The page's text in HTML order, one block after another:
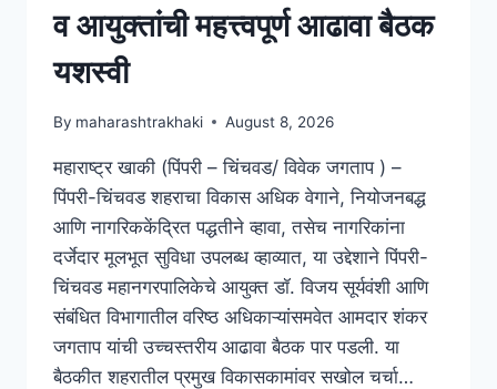
व आयुक्तांची महत्त्वपूर्ण आढावा बैठक
यशस्वी
By maharashtrakhaki August 8, 2026
महाराष्ट्र खाकी (पिंपरी – चिंचवड/ विवेक जगताप ) –
पिंपरी-चिंचवड शहराचा विकास अधिक वेगाने, नियोजनबद्ध
आणि नागरिककेंद्रित पद्धतीने व्हावा, तसेच नागरिकांना
दर्जेदार मूलभूत सुविधा उपलब्ध व्हाव्यात, या उद्देशाने पिंपरी-
चिंचवड महानगरपालिकेचे आयुक्त डॉ. विजय सूर्यवंशी आणि
संबंधित विभागातील वरिष्ठ अधिकाऱ्यांसमवेत आमदार शंकर
जगताप यांची उच्चस्तरीय आढावा बैठक पार पडली. या
बैठकीत शहरातील प्रमुख विकासकामांवर सखोल चर्चा…